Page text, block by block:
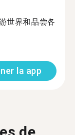
世界和品尝各
la app